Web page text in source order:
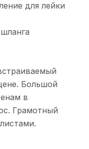
для лейки
Большой
в
Грамотный